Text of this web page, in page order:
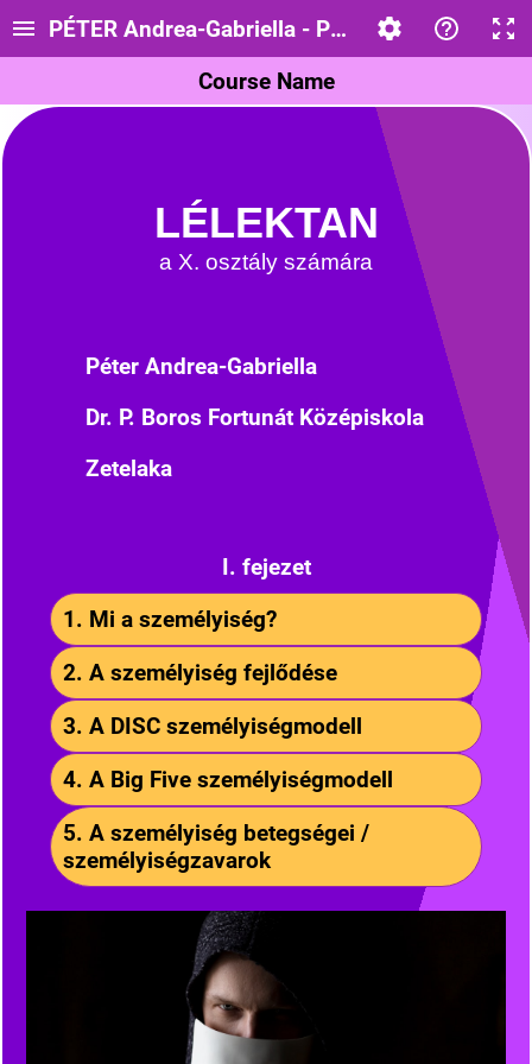
PÉTER Andrea-Gabriella - Psihologie, cl.aX-a
Course Name
LÉLEKTAN
a X. osztály számára
Péter Andrea-Gabriella
Dr. P. Boros Fortunát Középiskola
Zetelaka
I. fejezet
1. Mi a személyiség?
2. A személyiség fejlődése
3. A DISC személyiségmodell
4. A Big Five személyiségmodell
5. A személyiség betegségei /
személyiségzavarok